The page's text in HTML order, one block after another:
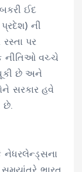
ઈદ
ની
પર
નીતિઓ વચ્ચે
છે અને
સરકાર હવે
છે.
નેધરલેન્ડ્સના